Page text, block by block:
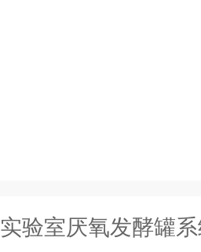
实验室厌氧发酵罐